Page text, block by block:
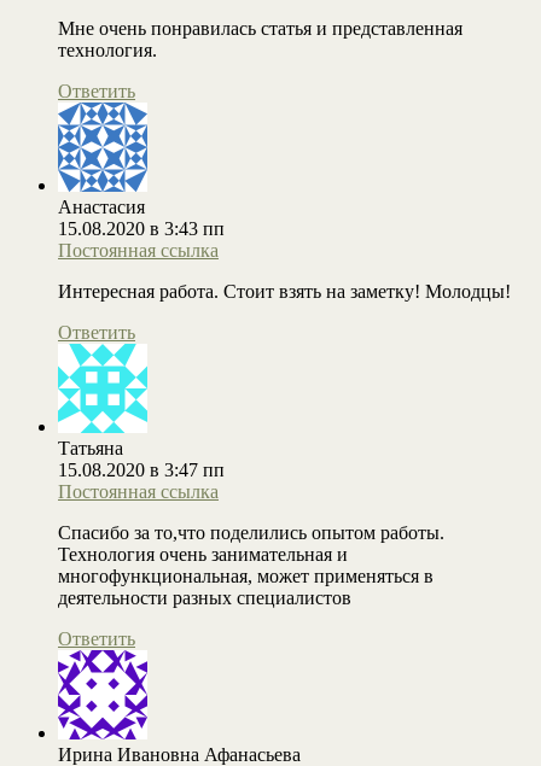
Мне очень понравилась статья и представленная
технология.
Ответить
Анастасия
15.08.2020 в 3:43 пп
Постоянная ссылка
Интересная работа. Стоит взять на заметку! Молодцы!
Ответить
Татьяна
15.08.2020 в 3:47 пп
Постоянная ссылка
Спасибо за то,что поделились опытом работы.
Технология очень занимательная и
многофункциональная, может применяться в
деятельности разных специалистов
Ответить
Ирина Ивановна Афанасьева